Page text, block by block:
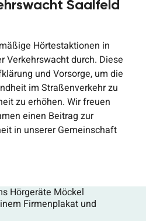
Saalfeld
Hörtestaktionen in
Verkehrswacht durch. Diese
und Vorsorge, um die
im Straßenverkehr zu
zu erhöhen. Wir freuen
einen Beitrag zur
in unserer Gemeinschaft